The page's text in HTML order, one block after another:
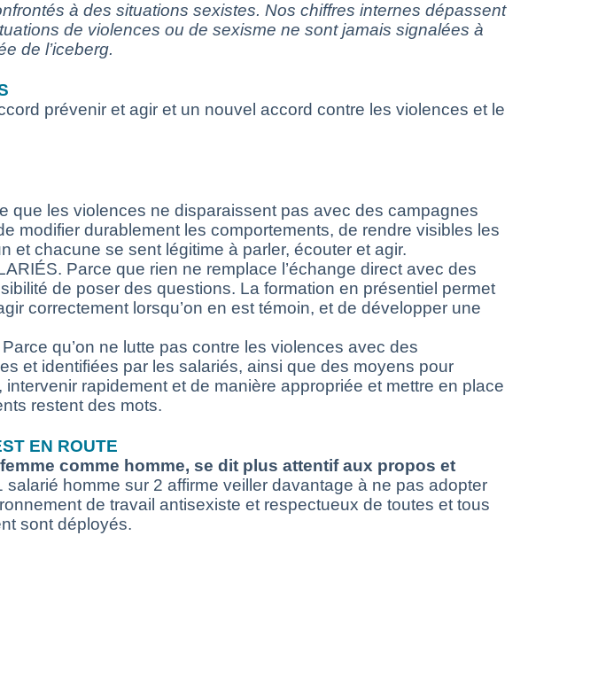
à des situations sexistes. Nos chiffres internes dépassent
de violences ou de sexisme ne sont jamais signalées à
de l’iceberg.
prévenir et agir et un nouvel accord contre les violences et le
que les violences ne disparaissent pas avec des campagnes
modifier durablement les comportements, de rendre visibles les
chacune se sent légitime à parler, écouter et agir.
Parce que rien ne remplace l’échange direct avec des
de poser des questions. La formation en présentiel permet
correctement lorsqu’on en est témoin, et de développer une
qu’on ne lutte pas contre les violences avec des
et identifiées par les salariés, ainsi que des moyens pour
rapidement et de manière appropriée et mettre en place
restent des mots.
EN ROUTE
comme homme, se dit plus attentif aux propos et
salarié homme sur 2 affirme veiller davantage à ne pas adopter
de travail antisexiste et respectueux de toutes et tous
sont déployés.